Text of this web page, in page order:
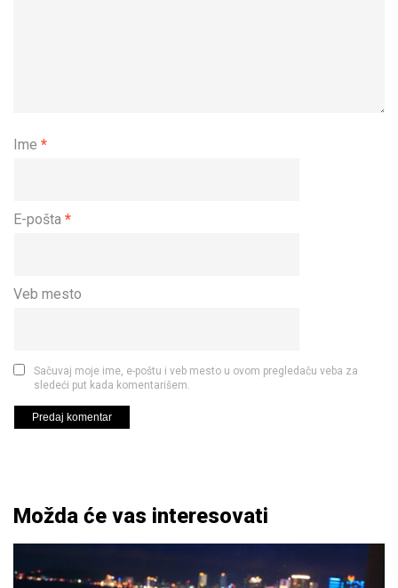
Ime *
E-pošta *
Veb mesto
Sačuvaj moje ime, e-poštu i veb mesto u ovom pregledaču veba za
sledeći put kada komentarišem.
Možda će vas interesovati